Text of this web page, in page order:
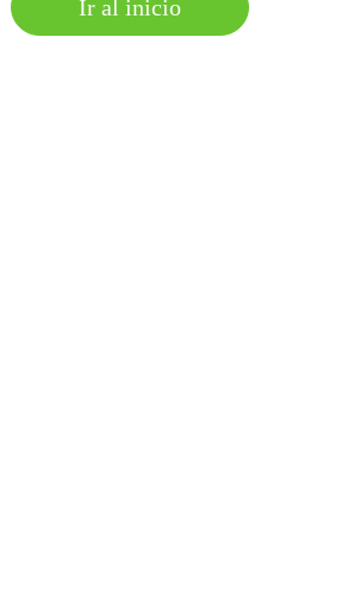
Ir al inicio